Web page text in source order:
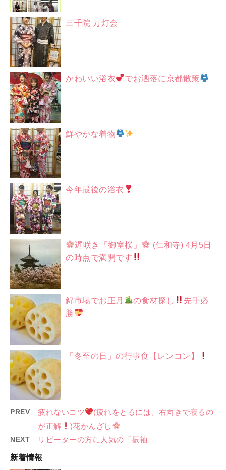
三千院 万灯会
かわいい浴衣 でお洒落に京都散策
鮮やかな着物
今年最後の浴衣
遅咲き「御室桜」
(仁和寺) 4月5日
の時点で満開です
錦市場でお正月 の食材探し
先手必
勝
「冬至の日」の行事食【レンコン】
PREV 疲れないコツ
(疲れをとるには、右向きで寝るの
が正解
)花かんざし
NEXT リピーターの方に人気の「振袖」
新着情報